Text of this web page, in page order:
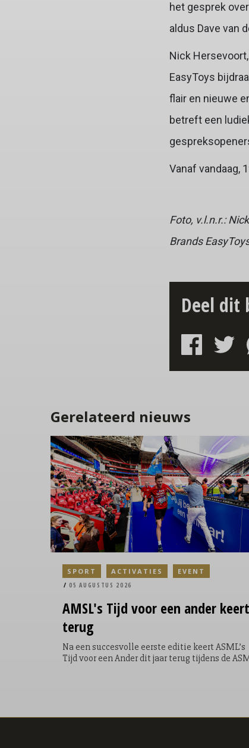
het gesprek
aldus Dave van
Nick
EasyToys
flair en nieuwe
betreft een
Vanaf vandaag,
Foto, v.l.n.r.:
Brands
Deel dit
Gerelateerd nieuws
AMSL's Tijd voor een ander keert
terug
Na een succesvolle eerste editie keert ASML’s
Tijd voor een Ander dit jaar terug tijdens de
race; niet voor zichzelf, maar voor een ander.
SPORT ACTIVATIES EVENT
05 AUGUSTUS 2026